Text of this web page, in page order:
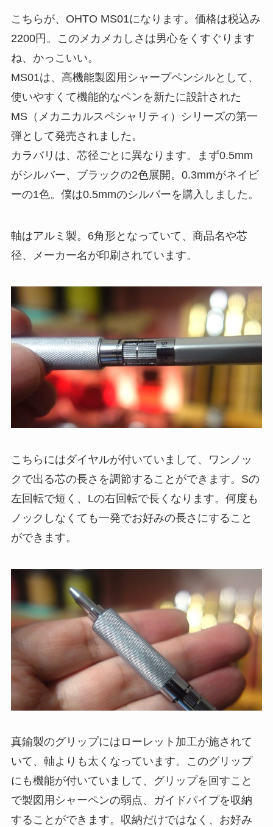
こちらが、OHTO MS01になります。価格は税込み
2200円 。このメカメカしさは男心をくすぐります
ね、かっこいい。
MS01は、高機能製図用シャープペンシルとして、
使いやすくて機能的なペンを新たに設計された
MS（メカニカルスペシャリティ）シリーズの第一
弾として発売されました。
カラバリは、芯径ごとに異なります。まず0.5mm
がシルバー、ブラックの2色展開。0.3mmがネイビ
ーの1色。僕は0.5mmのシルバーを購入しました。
軸はアルミ製。6角形となっていて、商品名や芯
径、メーカー名が印刷されています。
こちらにはダイヤルが付いていまして、
ワンノッ
クで出る芯の長さを調節することができます。Sの
左回転で短く、Lの右回転で長くなります。何度も
ノックしなくても一発でお好みの長さにすること
ができます。
真鍮製のグリップにはローレット加工が施されて
いて、軸よりも太くなっています。このグリップ
にも機能が付いていまして、
グリップを回すこと
で製図用シャーペンの弱点、ガイドパイプを収納
することができます。収納だけではなく、お好み